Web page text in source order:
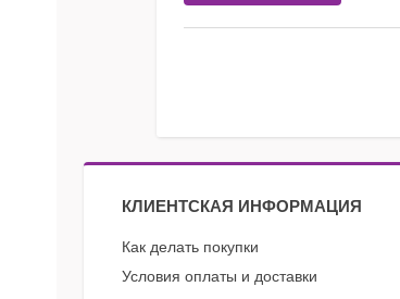
КЛИЕНТСКАЯ ИНФОРМАЦИЯ
Как делать покупки
Условия оплаты и доставки